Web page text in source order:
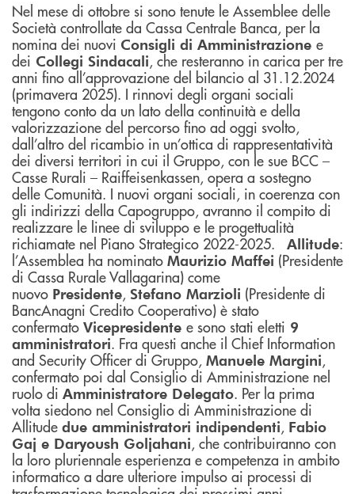
Nel mese di ottobre si sono tenute le Assemblee delle
Società controllate da Cassa Centrale Banca, per la
nomina dei nuovi Consigli di Amministrazione e
dei Collegi Sindacali, che resteranno in carica per tre
anni fino all’approvazione del bilancio al 31.12.2024
(primavera 2025). I rinnovi degli organi sociali
tengono conto da un lato della continuità e della
valorizzazione del percorso fino ad oggi svolto,
dall’altro del ricambio in un’ottica di rappresentatività
dei diversi territori in cui il Gruppo, con le sue BCC –
Casse Rurali – Raiffeisenkassen, opera a sostegno
delle Comunità. I nuovi organi sociali, in coerenza con
gli indirizzi della Capogruppo, avranno il compito di
realizzare le linee di sviluppo e le progettualità
richiamate nel Piano Strategico 2022-2025. Allitude:
l’Assemblea ha nominato Maurizio Maffei (Presidente
di Cassa Rurale Vallagarina) come
nuovo Presidente, Stefano Marzioli (Presidente di
BancAnagni Credito Cooperativo) è stato
confermato Vicepresidente e sono stati eletti 9
amministratori. Fra questi anche il Chief Information
and Security Officer di Gruppo, Manuele Margini,
confermato poi dal Consiglio di Amministrazione nel
ruolo di Amministratore Delegato. Per la prima
volta siedono nel Consiglio di Amministrazione di
Allitude due amministratori indipendenti, Fabio
Gaj e Daryoush Goljahani, che contribuiranno con
la loro pluriennale esperienza e competenza in ambito
informatico a dare ulteriore impulso ai processi di